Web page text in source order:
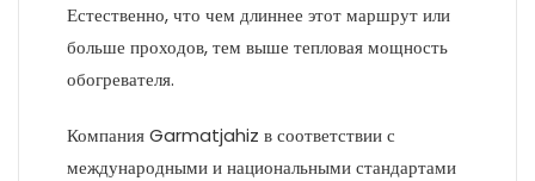
Естественно, что чем длиннее этот маршрут или
больше проходов, тем выше тепловая мощность
обогревателя.
Компания Garmatjahiz в соответствии с
международными и национальными стандартами